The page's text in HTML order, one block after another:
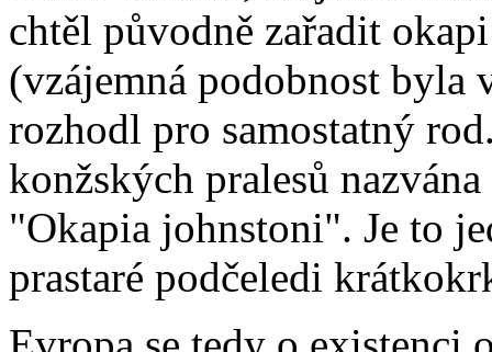
chtěl původně zařadit
(vzájemná podobnost byla
rozhodl pro samostatný
konžských pralesů
"Okapia johnstoni". Je to
prastaré podčeledi